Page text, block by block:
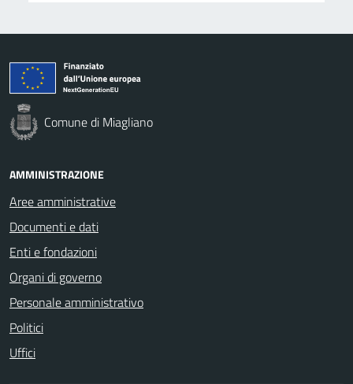
Comune di Miagliano
AMMINISTRAZIONE
Aree amministrative
Documenti e dati
Enti e fondazioni
Organi di governo
Personale amministrativo
Politici
Uffici